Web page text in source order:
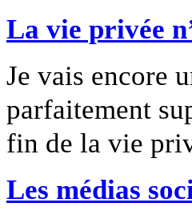
La vie privée
Je vais encore
parfaitement
fin de la vie
Les médias